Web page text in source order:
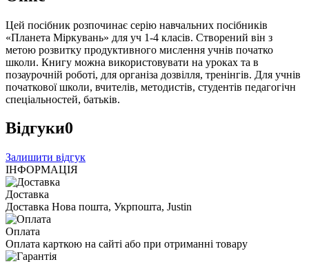
Цей посібник розпочинає серію навчальних посібників
«Планета Міркувань» для уч 1-4 класів. Створений він з
метою розвитку продуктивного мислення учнів початко
школи. Книгу можна використовувати на уроках та в
позаурочній роботі, для організа дозвілля, тренінгів. Для учнів
початкової школи, вчителів, методистів, студентів педагогічн
спеціальностей, батьків.
Відгуки0
Залишити відгук
ІНФОРМАЦІЯ
Доставка
Доставка Нова пошта, Укрпошта, Justin
Оплата
Оплата карткою на сайті або при отриманні товару